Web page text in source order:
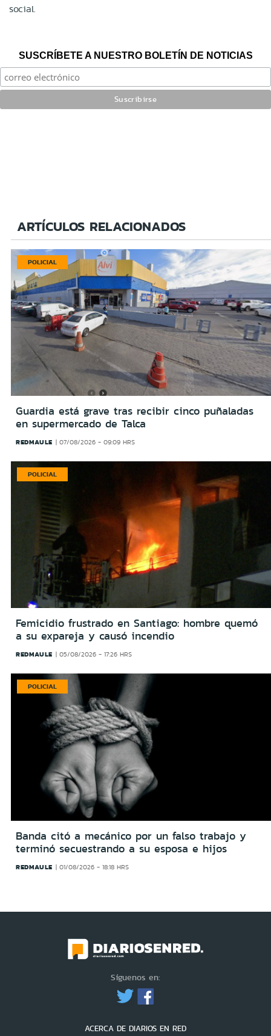
social.
SUSCRÍBETE A NUESTRO BOLETÍN DE NOTICIAS
ARTÍCULOS RELACIONADOS
POLICIAL
Guardia está grave tras recibir cinco puñaladas
en supermercado de Talca
REDMAULE 07/08/2026 - 09:09 HRS
POLICIAL
Femicidio frustrado en Santiago: hombre quemó
a su expareja y causó incendio
REDMAULE 05/08/2026 - 17:26 HRS
POLICIAL
Banda citó a mecánico por un falso trabajo y
terminó secuestrando a su esposa e hijos
REDMAULE 01/08/2026 - 18:18 HRS
Síguenos en:
ACERCA DE DIARIOS EN RED